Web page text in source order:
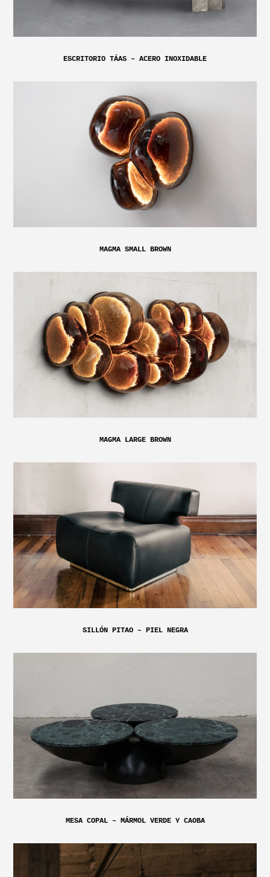
ESCRITORIO TÁAS – ACERO INOXIDABLE
MAGMA SMALL BROWN
MAGMA LARGE BROWN
SILLÓN PITAO – PIEL NEGRA
MESA COPAL – MÁRMOL VERDE Y CAOBA